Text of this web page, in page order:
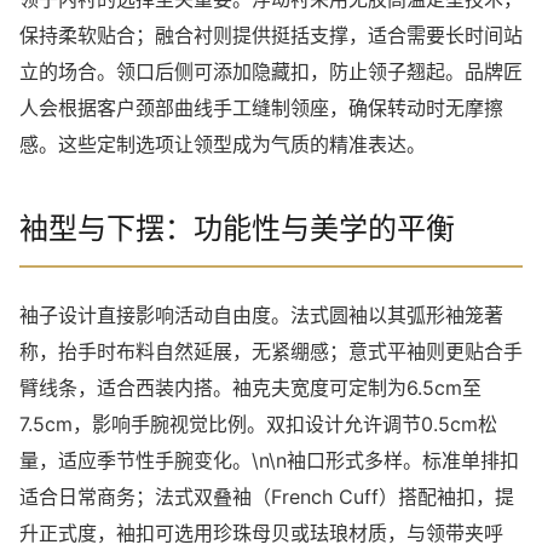
保持柔软贴合；融合衬则提供挺括支撑，适合需要长时间站
立的场合。领口后侧可添加隐藏扣，防止领子翘起。品牌匠
人会根据客户颈部曲线手工缝制领座，确保转动时无摩擦
感。这些定制选项让领型成为气质的精准表达。
袖型与下摆：功能性与美学的平衡
袖子设计直接影响活动自由度。法式圆袖以其弧形袖笼著
称，抬手时布料自然延展，无紧绷感；意式平袖则更贴合手
臂线条，适合西装内搭。袖克夫宽度可定制为6.5cm至
7.5cm，影响手腕视觉比例。双扣设计允许调节0.5cm松
量，适应季节性手腕变化。\n\n袖口形式多样。标准单排扣
适合日常商务；法式双叠袖（French Cuff）搭配袖扣，提
升正式度，袖扣可选用珍珠母贝或珐琅材质，与领带夹呼